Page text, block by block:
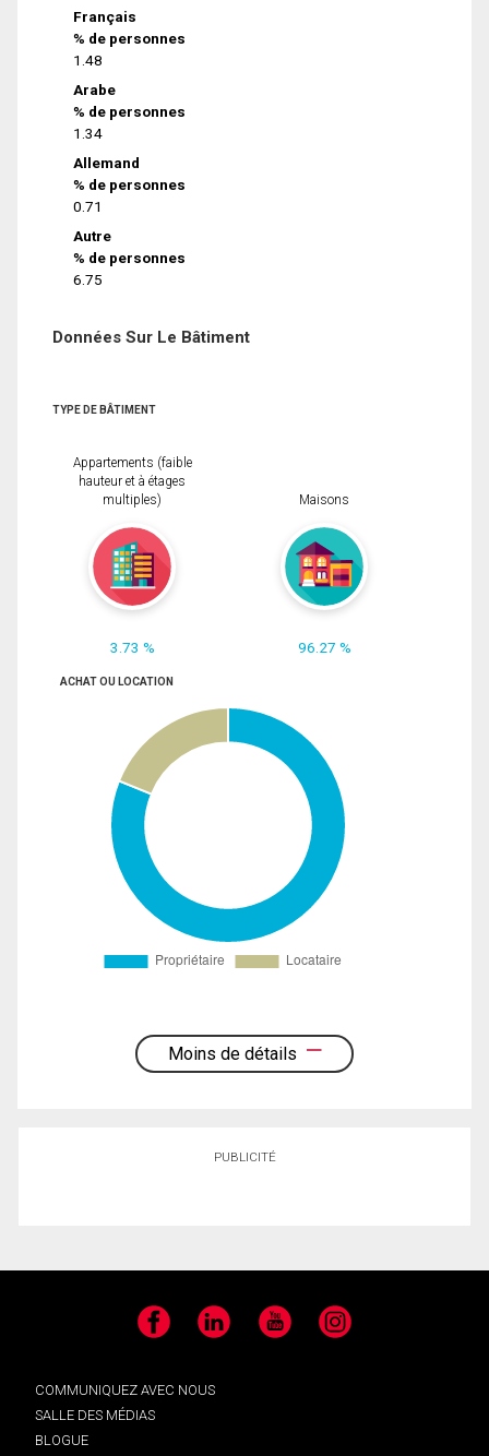
Français
% de personnes
1.48
Arabe
% de personnes
1.34
Allemand
% de personnes
0.71
Autre
% de personnes
6.75
Données Sur Le Bâtiment
TYPE DE BÂTIMENT
Appartements (faible
hauteur et à étages
multiples)
3.73 %
Maisons
96.27 %
ACHAT OU LOCATION
Moins de détails
PUBLICITÉ
Facebook LinkedIn YouTube Instagram
COMMUNIQUEZ AVEC NOUS
SALLE DES MÉDIAS
BLOGUE